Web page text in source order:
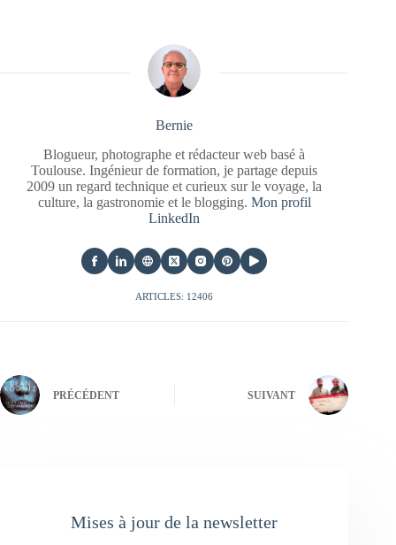
Bernie
Blogueur, photographe et rédacteur web basé à
Toulouse. Ingénieur de formation, je partage depuis
2009 un regard technique et curieux sur le voyage, la
culture, la gastronomie et le blogging. Mon profil
LinkedIn
ARTICLES: 12406
PRÉCÉDENT SUIVANT
Mises à jour de la newsletter